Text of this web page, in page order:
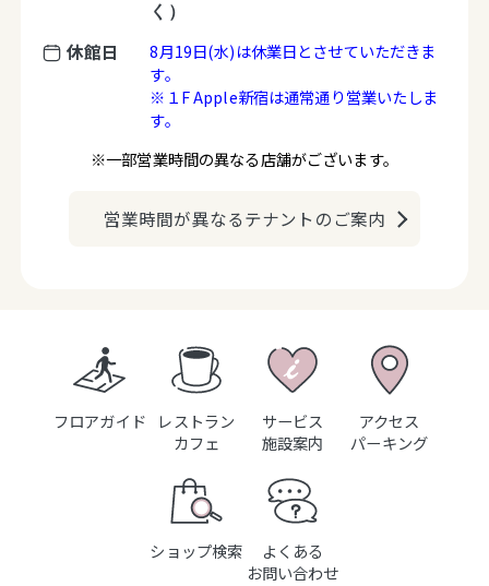
く）
休館日
8月19日(水)は休業日とさせていただきま
す。
※１F Apple新宿は通常通り営業いたしま
す。
※一部営業時間の異なる店舗がございます。
営業時間が異なるテナントのご案内
フロアガイド
アクセス
パーキング
レストラン
カフェ
ショップ検索
サービス
施設案内
よくある
お問い合わせ